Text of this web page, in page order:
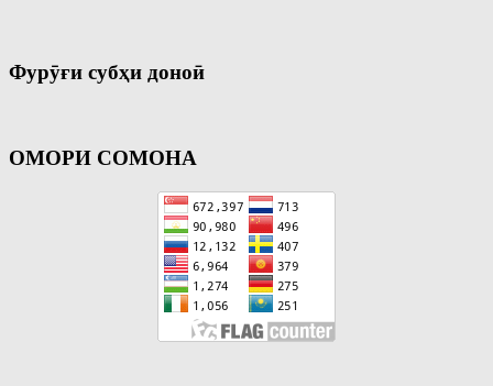
Фурӯғи субҳи доноӣ
ОМОРИ СОМОНА